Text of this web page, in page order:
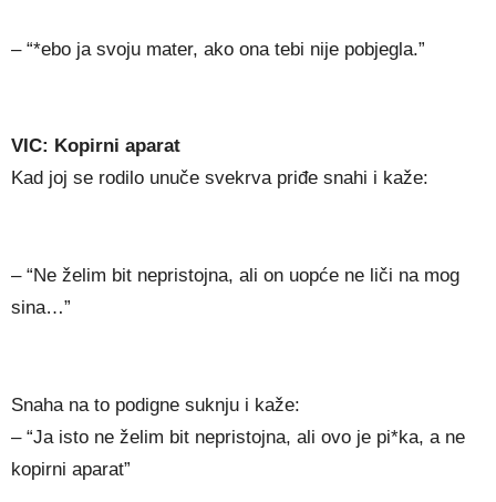
– “*ebo ja svoju mater, ako ona tebi nije pobjegla.”
VIC: Kopirni aparat
Kad joj se rodilo unuče svekrva priđe snahi i kaže:
– “Ne želim bit nepristojna, ali on uopće ne liči na mog
sina…”
Snaha na to podigne suknju i kaže:
– “Ja isto ne želim bit nepristojna, ali ovo je pi*ka, a ne
kopirni aparat”